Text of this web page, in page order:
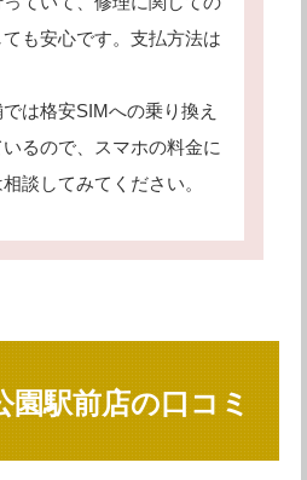
も安心です。支払方法は
は格安SIMへの乗り換え
るので、スマホの料金に
談してみてください。
園駅前店の口コミ